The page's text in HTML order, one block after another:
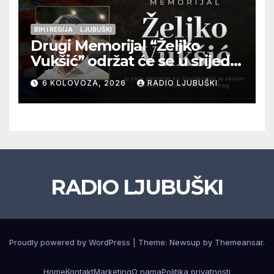
BIH I REGIJA LJUBUŠKI
Drugi Memorijal “Željko
Vukšić” održat će se u srijedu
12. kolovoza u Otoku
6 KOLOVOZA, 2026 RADIO LJUBUŠKI
RADIO LJUBUŠKI
Proudly powered by WordPress Theme: Newsup by Themeansar.
HomeKontaktMarketingO namaPolitika privatnosti